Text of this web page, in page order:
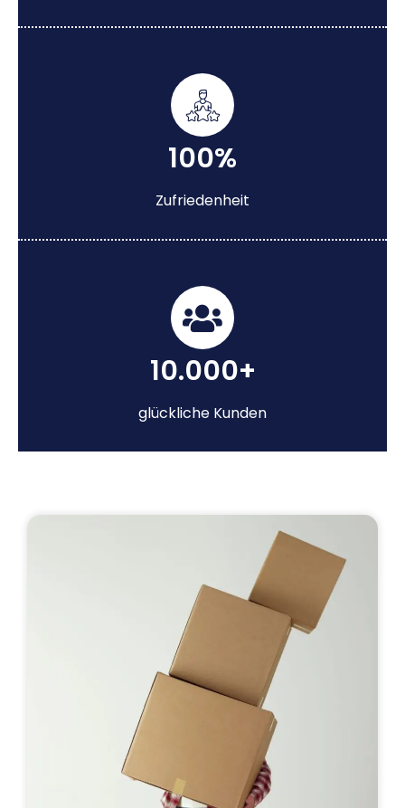
100%
Zufriedenheit
10.000+
glückliche Kunden